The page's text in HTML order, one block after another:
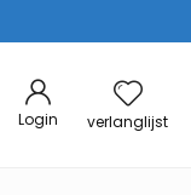
Login verlanglijst